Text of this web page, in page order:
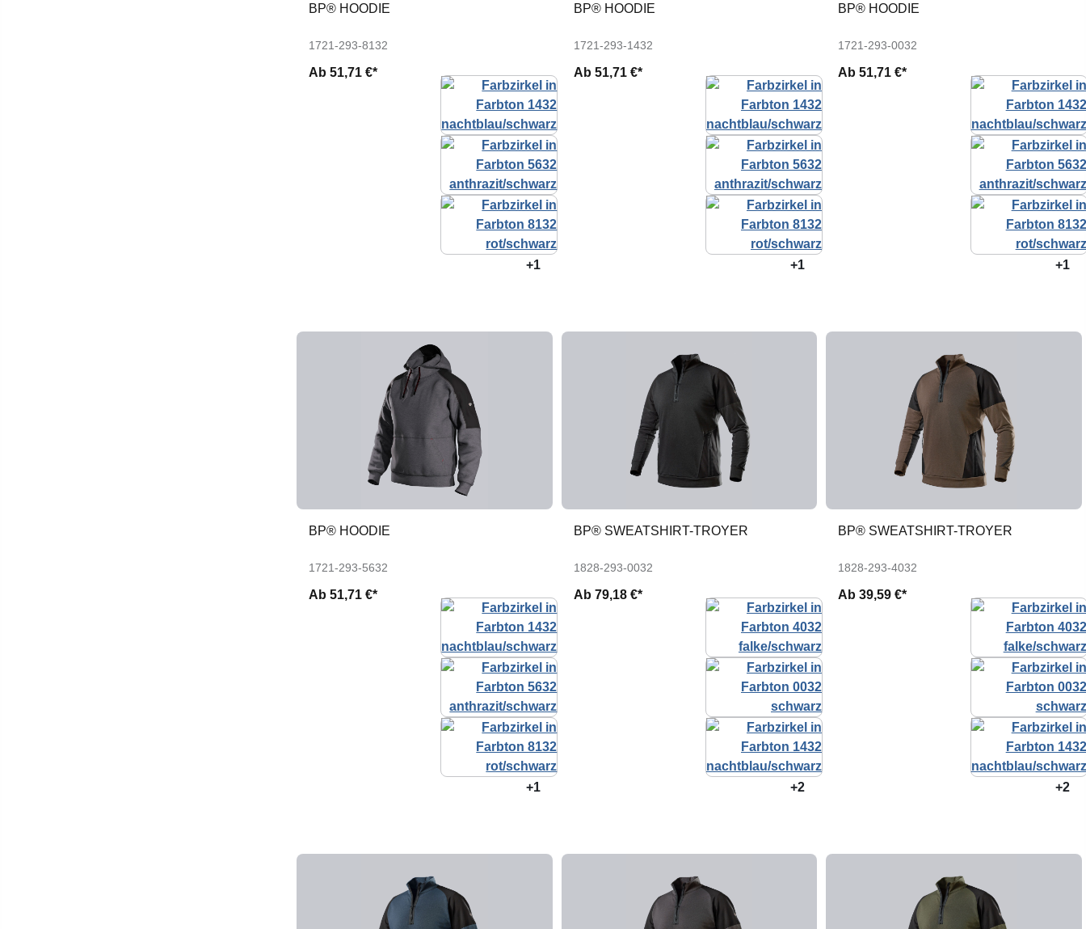
BP® HOODIE
1721-293-8132
Ab 51,71 €*
+1
BP® HOODIE
1721-293-1432
Ab 51,71 €*
+1
BP® HOODIE
1721-293-0032
Ab51,71 €*
+1
BP® HOODIE
1721-293-5632
Ab 51,71 €*
+1
BP® SWEATSHIRT-TROYER
1828-293-0032
Ab 79,18 €*
+2
BP® SWEATSHIRT-TROYER
1828-293-4032
Ab39,59 €*
+2